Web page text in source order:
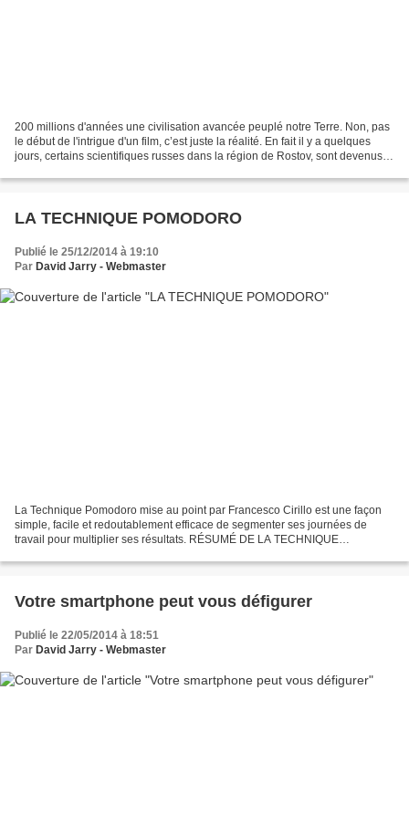
200 millions d'années une civilisation avancée peuplé notre Terre. Non, pas
le début de l'intrigue d'un film, c’est juste la réalité. En fait il y a quelques
jours, certains scientifiques russes dans la région de Rostov, sont devenus
LA TECHNIQUE POMODORO
Publié le 25/12/2014 à 19:10
Par David Jarry - Webmaster
La Technique Pomodoro mise au point par Francesco Cirillo est une façon
simple, facile et redoutablement efficace de segmenter ses journées de
travail pour multiplier ses résultats. RÉSUMÉ DE LA TECHNIQUE
Votre smartphone peut vous défigurer
Publié le 22/05/2014 à 18:51
Par David Jarry - Webmaster